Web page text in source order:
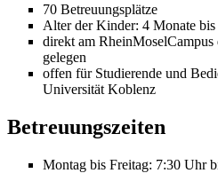
70 Betreuungsplätze
Alter der Kinder: 4 Monate
direkt am
gelegen
offen für Studierende und
Universität Koblenz
Betreuungszeiten
Montag bis Freitag: 7:30 Uhr